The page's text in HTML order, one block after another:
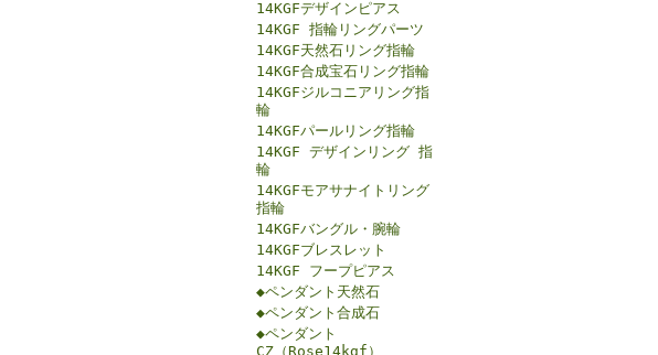
14KGFデザインピアス
14KGF 指輪リングパーツ
14KGF天然石リング指輪
14KGF合成宝石リング指輪
14KGFジルコニアリング指
輪
14KGFパールリング指輪
14KGF デザインリング 指
輪
14KGFモアサナイトリング
指輪
14KGFバングル・腕輪
14KGFブレスレット
14KGF フープピアス
◆ペンダント天然石
◆ペンダント合成石
◆ペンダント
CZ（Rose14kgf）